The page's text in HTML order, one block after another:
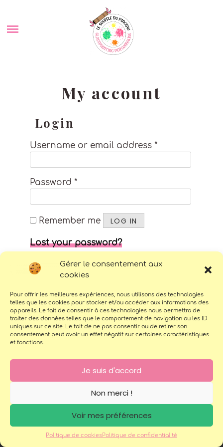
Gérer le consentement aux
cookies
Pour offrir les meilleures expériences, nous utilisons des technologies
telles que les cookies pour stocker et/ou accéder aux informations des
appareils. Le fait de consentir à ces technologies nous permettra de
traiter des données telles que le comportement de navigation ou les ID
uniques sur ce site. Le fait de ne pas consentir ou de retirer son
consentement peut avoir un effet négatif sur certaines caractéristiques
et fonctions.
Je suis d'accord
Non merci !
Voir mes préférences
Politique de cookiesPolitique de confidentialité
content
COMMANDER UN TABLEAU PERSONNALISÉ
CONTACT
My account
Login
Username or email address *
Password *
Remember me LOG IN
Lost your password?
COMMANDER UN TABLEAU
POLITIQUE DE COOKIES
(UE)
COPYRIGHT © 2026 | ALL RIGHTS RESERVED |LE SOUFFLE DU
PINCEAU, 2022